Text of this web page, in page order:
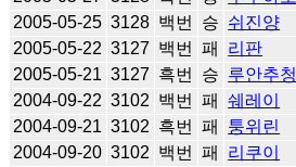
2005-05-25 3128 백번 승 쉬진양
2005-05-22 3127 백번 패 리판
2005-05-21 3127 흑번 승 루안추청
2004-09-22 3102 백번 패 쉐레이
2004-09-21 3102 흑번 패 퉁위린
2004-09-20 3102 백번 패 리쿠이